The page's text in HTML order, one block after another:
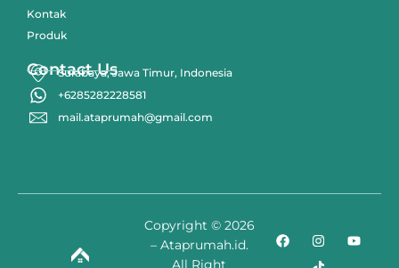
Kontak
Produk
Contact Us
Surabaya, Jawa Timur, Indonesia
+6285282228581
mail.ataprumah@gmail.com
Copyright © 2026
– Ataprumah.id.
All Right